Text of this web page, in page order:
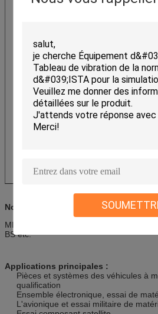
Normes internationales de
MIL-STD-810G, DIN, OIN, ASTM, CEI,
BS etc.
Applications principales :
Pièces et systèmes des véhicules à
qualification
Ensemble électronique, essai de
L'avionique et essai militaire de